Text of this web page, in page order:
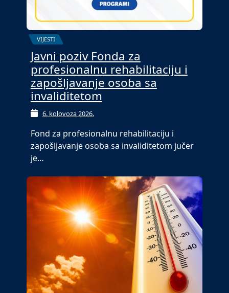
VIJESTI
Javni poziv Fonda za
profesionalnu rehabilitaciju i
zapošljavanje osoba sa
invaliditetom
6. kolovoza 2026.
Fond za profesionalnu rehabilitaciju i
zapošljavanje osoba sa invaliditetom jučer
je…